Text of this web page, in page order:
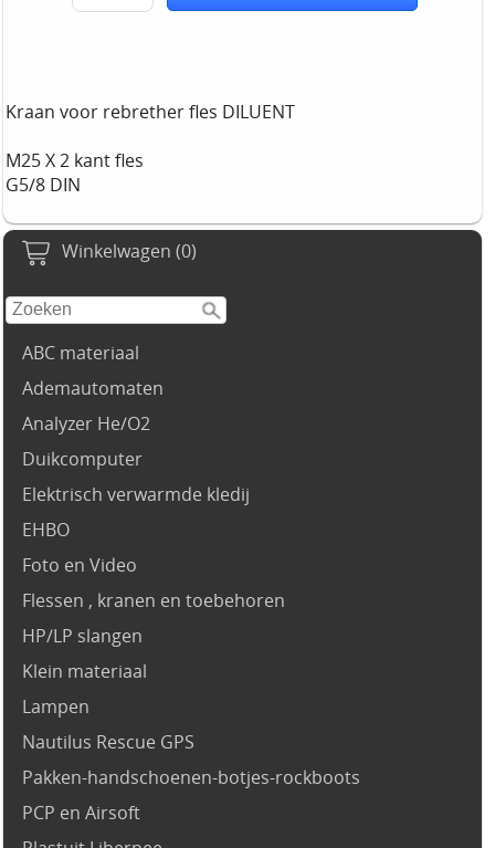
Winkelwagen (0)
ABC materiaal
Ademautomaten
Analyzer He/O2
Duikcomputer
Elektrisch verwarmde kledij
EHBO
Foto en Video
Flessen , kranen en toebehoren
HP/LP slangen
Klein materiaal
Lampen
Nautilus Rescue GPS
Pakken-handschoenen-botjes-rockboots
PCP en Airsoft
Kraan voor rebrether fles DILUENT
M25 X 2 kant fles
G5/8 DIN